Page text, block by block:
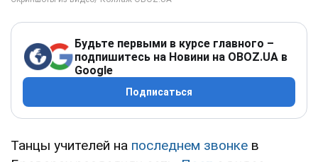
Будьте первыми в курсе главного –
подпишитесь на Новини на OBOZ.UA в
Google
Подписаться
Танцы учителей на последнем звонке в